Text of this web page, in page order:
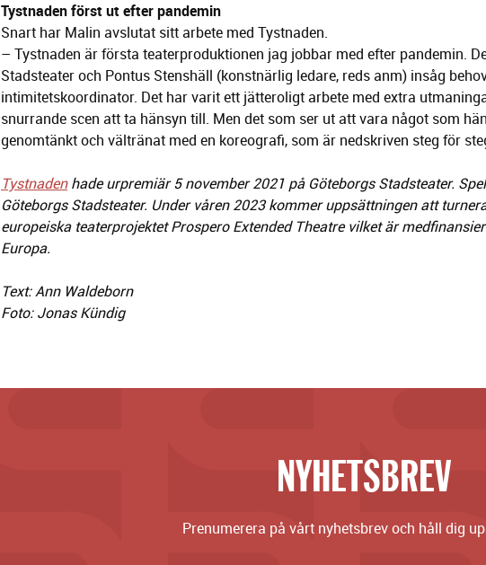
Tystnaden först ut efter pandemin
Snart har Malin avslutat sitt arbete med Tystnaden.
– Tystnaden är första teaterproduktionen jag jobbar med efter pandemin.
Stadsteater och Pontus Stenshäll (konstnärlig ledare, reds anm) insåg
intimitetskoordinator. Det har varit ett jätteroligt arbete med extra
snurrande scen att ta hänsyn till. Men det som ser ut att vara något som
genomtänkt och vältränat med en koreografi, som är nedskriven steg för
Tystnadenhade urpremiär 5 november 2021 på Göteborgs Stadsteater.
Göteborgs Stadsteater. Under våren 2023 kommer uppsättningen att
europeiska teaterprojektet Prospero Extended Theatre vilket är
Europa.
Text: Ann Waldeborn
Foto: Jonas Kündig
NYHETSBREV
Prenumerera på vårt nyhetsbrev och håll dig